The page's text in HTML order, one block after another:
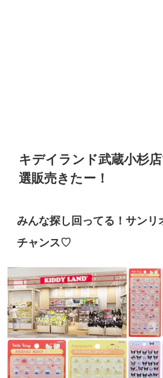
キデイランド武蔵小杉
選販売きたー！
みんな探し回ってる！サン
チャンス♡